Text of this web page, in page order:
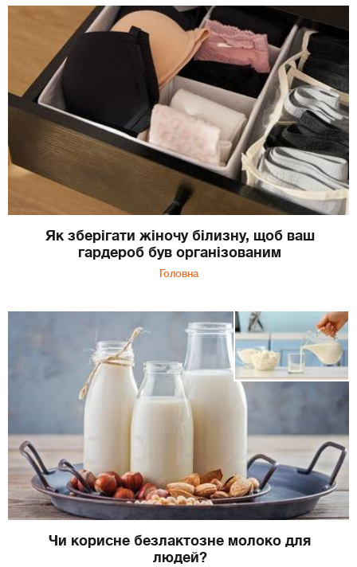
Як зберігати жіночу білизну, щоб ваш
гардероб був організованим
Головна
Чи корисне безлактозне молоко для
людей?